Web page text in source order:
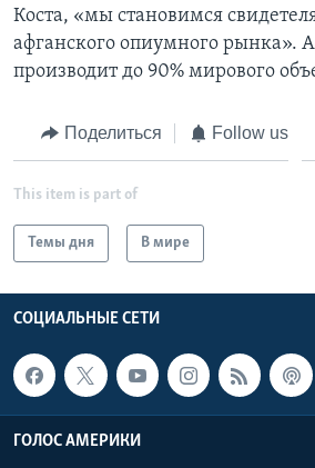
Коста, «мы становимся
афганского опиумного рынка».
производит до 90% мирового
Поделиться Follow us
This item is part of
Темы дня В мире
СОЦИАЛЬНЫЕ СЕТИ
ГОЛОС АМЕРИКИ